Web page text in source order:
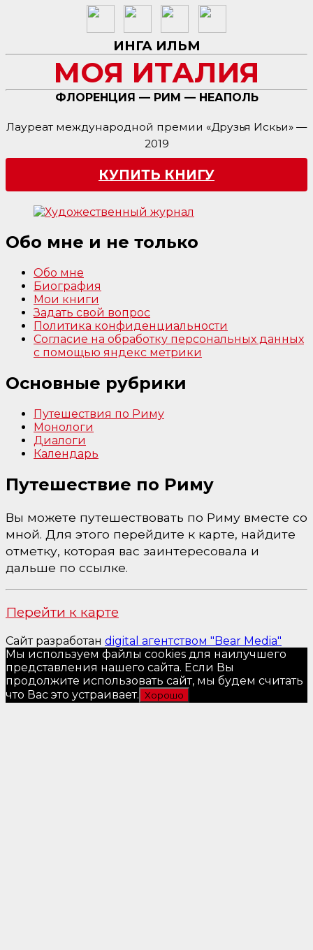
ИНГА ИЛЬМ
МОЯ ИТАЛИЯ
ФЛОРЕНЦИЯ — РИМ — НЕАПОЛЬ
Лауреат международной премии «Друзья Искьи» —
2019
КУПИТЬ КНИГУ
Обо мне и не только
Обо мне
Биография
Мои книги
Задать свой вопрос
Политика конфиденциальности
Согласие на обработку персональных данных
с помощью яндекс метрики
Основные рубрики
Путешествия по Риму
Монологи
Диалоги
Календарь
Путешествие по Риму
Вы можете путешествовать по Риму вместе со
мной. Для этого перейдите к карте, найдите
отметку, которая вас заинтересовала и
дальше по ссылке.
Перейти к карте
Сайт разработан digital агентством "Bear Media"
Мы используем файлы cookies для наилучшего
представления нашего сайта. Если Вы
продолжите использовать сайт, мы будем считать
что Вас это устраивает. Хорошо